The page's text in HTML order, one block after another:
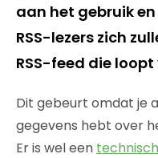
aan het gebruik
RSS-lezers zich
RSS-feed die
Dit gebeurt omdat je
gegevens hebt over
Er is wel een